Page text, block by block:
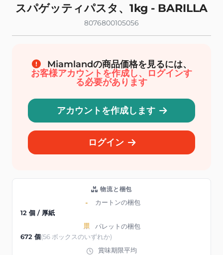
スパゲッティパスタ、1kg - BARILLA
8076800105056
Miamlandの商品価格を見るには、
お客様アカウントを作成し、ログインす
る必要があります
アカウントを作成します
ログイン
物流と梱包
カートンの梱包
12 個 / 厚紙
パレットの梱包
672 個(56 ボックスのいずれか)
賞味期限平均